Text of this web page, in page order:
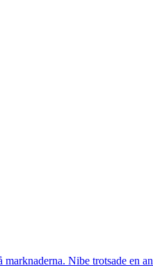
Nibe trotsade en